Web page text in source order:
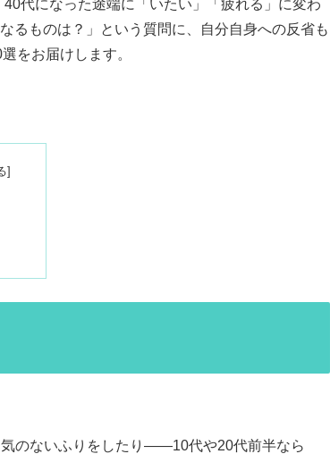
代になった途端に「いたい」「疲れる」に変わ
るものは？」という質問に、自分自身への反省も
をお届けします。
のないふりをしたり——10代や20代前半なら